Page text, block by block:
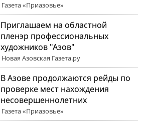
Газета «Приазовье»
Приглашаем на областной
пленэр профессиональных
художников "Азов"
Новая Азовская Газета.ру
В Азове продолжаются рейды по
проверке мест нахождения
несовершеннолетних
Газета «Приазовье»